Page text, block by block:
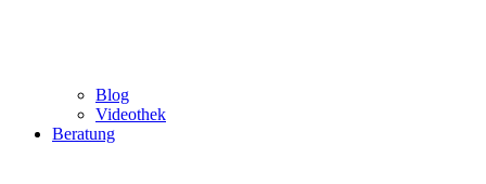
Blog
Videothek
Beratung